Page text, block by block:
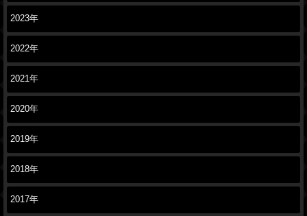
2023年
2022年
2021年
2020年
2019年
2018年
2017年